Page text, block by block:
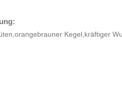
Kegel,kräftiger